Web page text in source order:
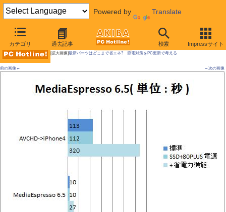
Powered by Translate
カテゴリ 過去記事 検索 Impressサイト
AKIBA PC Hotline!
[拡大画像]最新パーツはどこまで省エネ? 節電対策をPC更新で考える
前の画像← →次の画像